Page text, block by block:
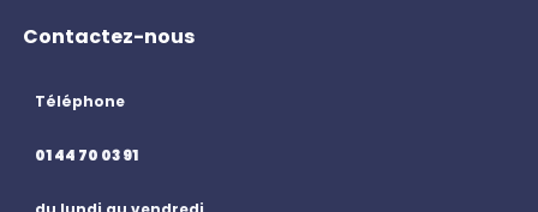
Contactez-nous
Téléphone
01 44 70 03 91